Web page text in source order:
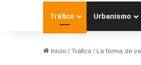
Tráfico Urbanismo
Inicio / Tráfico / La forma de